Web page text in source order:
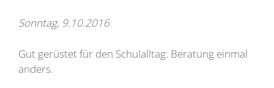
Sonntag, 9.10.2016
Gut gerüstet für den Schulalltag: Beratung einmal
anders.